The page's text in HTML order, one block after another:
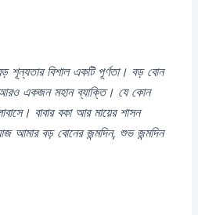
শূন্যতার বিশাল একটি পূর্ণতা। বড় বোন
আরও একজন মহান ব্যাক্তি। যে কোন
বাবার বকা আর মায়ের শাসন
আমার বড় বোনের জন্মদিন, শুভ জন্মদিন